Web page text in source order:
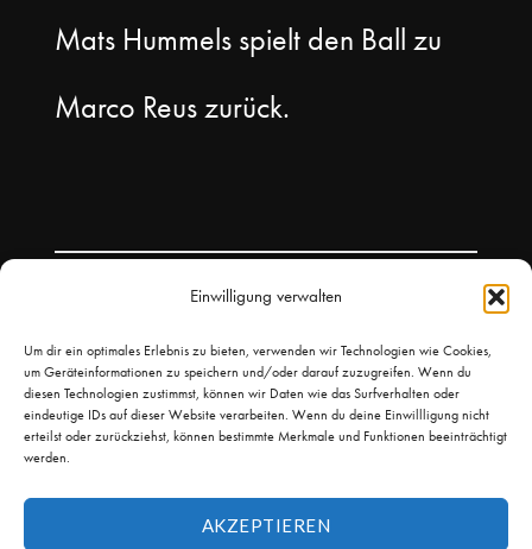
Einwilligung verwalten
Um dir ein optimales Erlebnis zu bieten, verwenden wir Technologien wie Cookies,
um Geräteinformationen zu speichern und/oder darauf zuzugreifen. Wenn du
diesen Technologien zustimmst, können wir Daten wie das Surfverhalten oder
eindeutige IDs auf dieser Website verarbeiten. Wenn du deine Einwillligung nicht
erteilst oder zurückziehst, können bestimmte Merkmale und Funktionen beeinträchtigt
werden.
AKZEPTIEREN
Mats Hummels spielt den Ball zu
Marco Reus zurück.